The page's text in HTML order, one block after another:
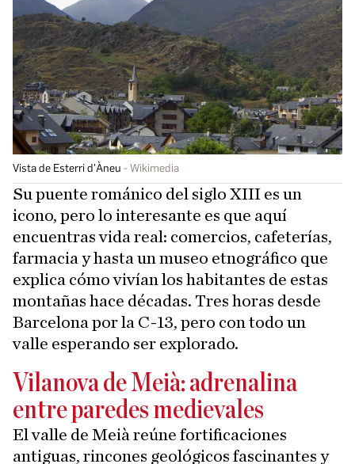
Vista de Esterri d'Àneu Wikimedia
Su puente románico del siglo XIII es un
icono, pero lo interesante es que aquí
encuentras vida real: comercios, cafeterías,
farmacia y hasta un museo etnográfico que
explica cómo vivían los habitantes de estas
montañas hace décadas. Tres horas desde
Barcelona por la C-13, pero con todo un
valle esperando ser explorado.
Vilanova de Meià: adrenalina
entre paredes medievales
El valle de Meià reúne fortificaciones
antiguas, rincones geológicos fascinantes y